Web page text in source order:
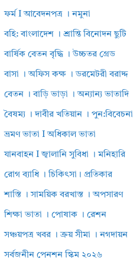
ফর্ম I আবেদনপত্র । নমুনা
বহি: বাংলাদেশ । শ্রান্তি বিনোদন ছুটি
বার্ষিক বেতন বৃদ্ধি । উচ্চতর গ্রেড
বাসা । অফিস কক্ষ । ডরমেটরী বরাদ্দ
বেতন । বাড়ি ভাড়া । অন্যান্য ভাতাদি
বৈষম্য । দাবীর খতিয়ান । পুন:বিবেচনা
ভ্রমণ ভাতা I অধিকাল ভাতা
যানবাহন I জ্বালানি সুবিধা । মনিহারি
রোগ ব্যাধি । চিকিৎসা। প্রতিকার
শাস্তি । সাময়িক বরখাস্ত । অপসারণ
শিক্ষা ভাতা । পোষাক । রেশন
সঞ্চয়পত্র খবর । ক্রয় সীমা । নগদায়ন
সর্বজনীন পেনশন স্কিম ২০২৬